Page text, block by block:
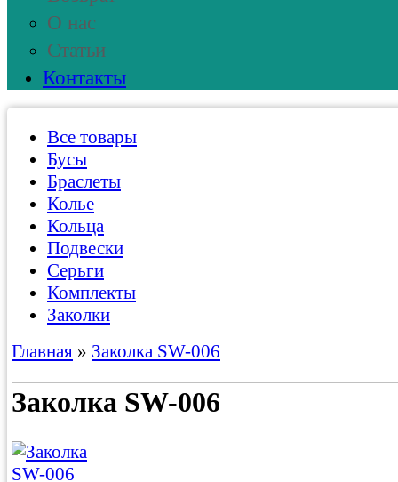
О нас
Статьи
Контакты
Все товары
Бусы
Браслеты
Колье
Кольца
Подвески
Серьги
Комплекты
Заколки
Главная » Заколка SW-006
Заколка SW-006